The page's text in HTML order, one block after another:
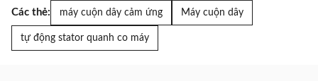
Các thẻ: máy cuộn dây cảm ứng Máy cuộn dây
tự động stator quanh co máy